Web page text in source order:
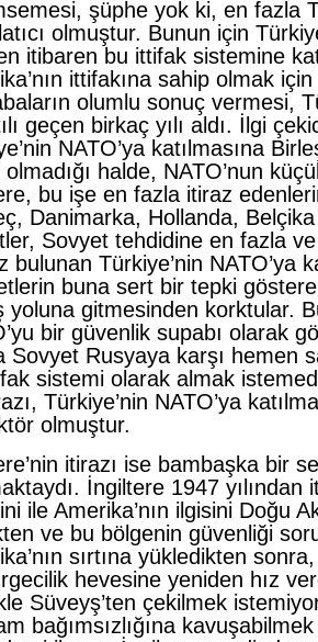
şüphe yok ki, en fazla
olmuştur. Bunun için
itibaren bu ittifak sistemine
ittifakına sahip olmak
olumlu sonuç vermesi,
geçen birkaç yılı aldı. İlgi
NATO’ya katılmasına
olmadığı halde, NATO’nun
bu işe en fazla itiraz
Danimarka, Hollanda,
Sovyet tehdidine en fazla
bulunan Türkiye’nin NATO’ya
buna sert bir tepki
yoluna gitmesinden korktular.
bir güvenlik supabı olarak
Sovyet Rusyaya karşı hemen
sistemi olarak almak
Türkiye’nin NATO’ya
olmuştur.
itirazı ise bambaşka bir
İngiltere 1947 yılından
ile Amerika’nın ilgisini Doğu
ve bu bölgenin güvenliği
sırtına yükledikten
hevesine yeniden hız
Süveyş’ten çekilmek
bağımsızlığına